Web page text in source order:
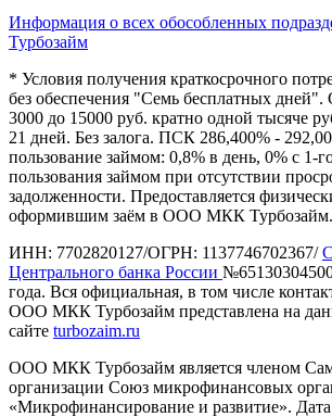
Информация о всех обособленных
Турбозайм
* Условия получения краткосрочного
без обеспечения "Семь бесплатных дней".
3000 до 15000 руб. кратно одной тысяче
21 дней. Без залога. ПСК 286,400% -
пользование займом: 0,8% в день, 0% с 1-
пользования займом при отсутствии
задолженности. Предоставляется
оформившим заём в ООО МКК Турбозайм.
ИНН: 7702820127/ОГРН: 1137746702367/
Центрального банка России
года. Вся официальная, в том числе
ООО МКК Турбозайм представлена на
сайте turbozaim.ru
ООО МКК Турбозайм является членом
организации Союз микрофинансовых
«Микрофинансирование и развитие».